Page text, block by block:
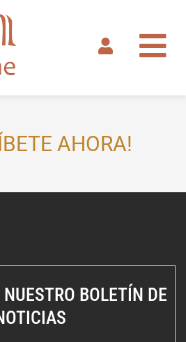
AHORA!
BOLETÍN DE